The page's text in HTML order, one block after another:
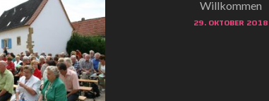
Willkommen
29. OKTOBER 2018